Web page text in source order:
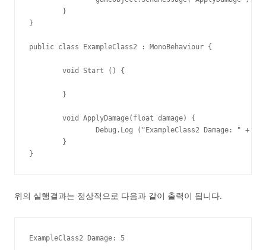
}
public class ExampleClass2 : MonoBehaviour {
}
위의 실행결과는 정상적으로 다음과 같이 출력이 됩니다.
ExampleClass2 Damage: 5